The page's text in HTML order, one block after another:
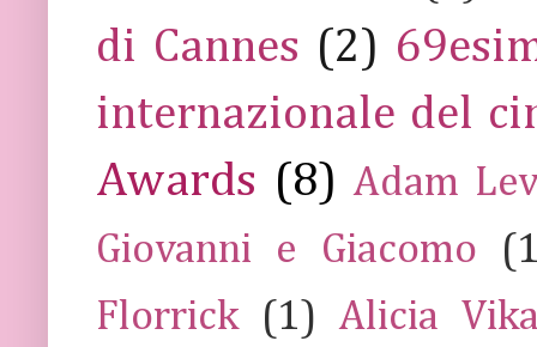
di Cannes (2)
internazionale del
Awards (8) Adam
Giovanni e Giacomo
Florrick
(1) Alicia